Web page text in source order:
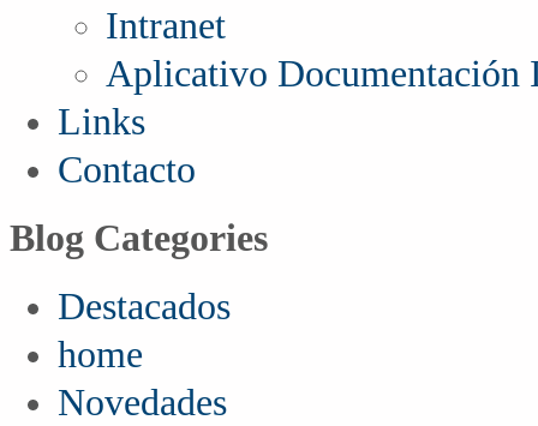
Intranet
Aplicativo Documentación
Links
Contacto
Blog Categories
Destacados
home
Novedades